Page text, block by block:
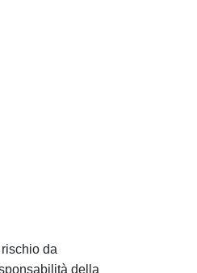
da
della